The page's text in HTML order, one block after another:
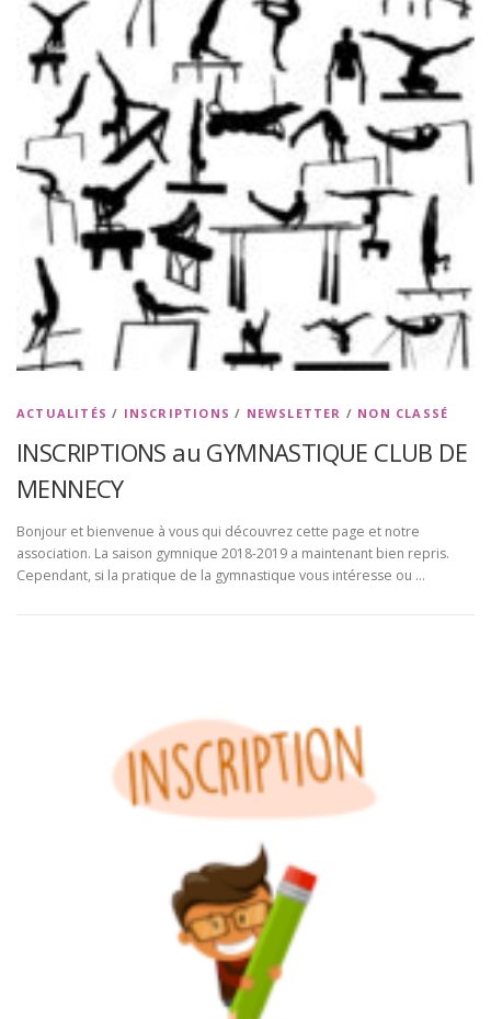
ACTUALITÉS / INSCRIPTIONS / NEWSLETTER / NON CLASSÉ
INSCRIPTIONS au GYMNASTIQUE CLUB DE
MENNECY
Bonjour et bienvenue à vous qui découvrez cette page et notre
association. La saison gymnique 2018-2019 a maintenant bien repris.
Cependant, si la pratique de la gymnastique vous intéresse ou …